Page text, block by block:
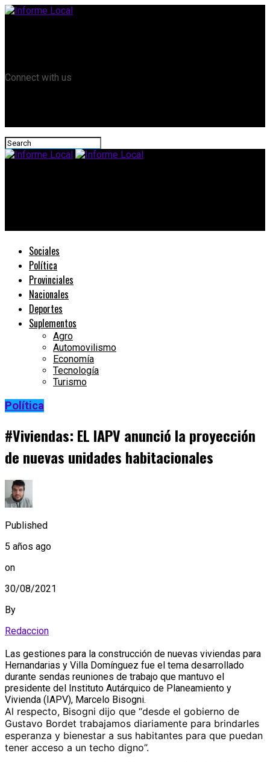
Connect with us
Sociales
Política
Provinciales
Nacionales
Deportes
Suplementos
Agro
Automovilismo
Economía
Tecnología
Turismo
Política
#Viviendas: EL IAPV anunció la proyección
de nuevas unidades habitacionales
Published
5 años ago
on
30/08/2021
By
Redaccion
Las gestiones para la construcción de nuevas viviendas para
Hernandarias y Villa Domínguez fue el tema desarrollado
durante sendas reuniones de trabajo que mantuvo el
presidente del Instituto Autárquico de Planeamiento y
Vivienda (IAPV), Marcelo Bisogni.
Al respecto, Bisogni dijo que “desde el gobierno de
Gustavo Bordet trabajamos diariamente para brindarles
esperanza y bienestar a sus habitantes para que puedan
tener acceso a un techo digno”.